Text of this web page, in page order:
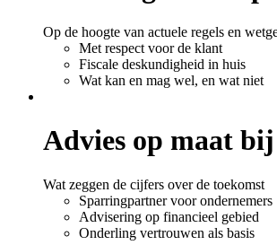
Op de hoogte van actuele regels en
Met respect voor de klant
Fiscale deskundigheid in huis
Wat kan en mag wel, en wat niet
Advies op maat bij
Wat zeggen de cijfers over de toekomst
Sparringpartner voor ondernemers
Advisering op financieel gebied
Onderling vertrouwen als basis